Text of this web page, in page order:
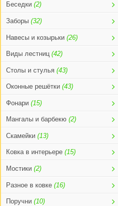
Беседки (2)
Заборы (32)
Навесы и козырьки (26)
Виды лестниц (42)
Столы и стулья (43)
Оконные решётки (43)
Фонари (15)
Мангалы и барбекю (2)
Скамейки (13)
Ковка в интерьере (15)
Мостики (2)
Разное в ковке (16)
Поручни (10)